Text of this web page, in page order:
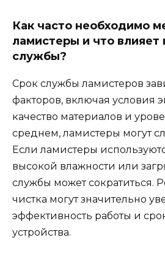
Как часто необходимо
ламистеры и что влияет
службы?
Срок службы ламистеров
факторов, включая условия
качество материалов и
среднем, ламистеры могут
Если ламистеры
высокой влажности или
службы может сократиться.
чистка могут значительно
эффективность работы и
устройства.